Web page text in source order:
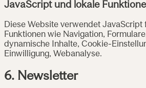
JavaScript und lokale
Diese Website verwendet JavaScript
Funktionen wie Navigation,
dynamische Inhalte, Cookie-
Einwilligung, Webanalyse.
6. Newsletter